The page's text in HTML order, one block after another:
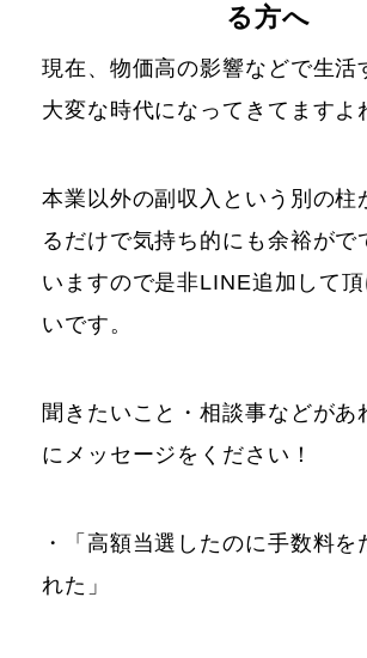
る方へ
現在、物価高の影響などで生活
大変な時代になってきてますよ
本業以外の副収入という別の柱
るだけで気持ち的にも余裕がで
いますので是非LINE追加して
いです。
聞きたいこと・相談事などがあ
にメッセージをください！
・「高額当選したのに手数料を
れた」